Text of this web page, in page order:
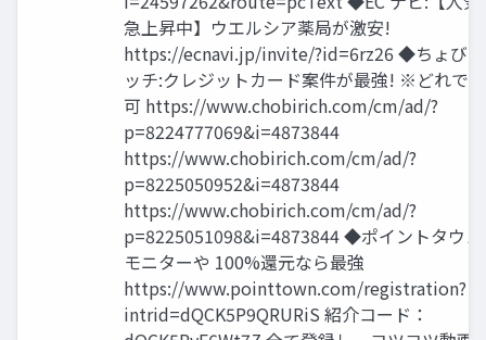
急上昇中】ウエルシア薬局が激安!
https://ecnavi.jp/invite/?id=6rz26 ◆ちょびリ
ッチ:クレジットカード案件が最強! ※どれでも
可 https://www.chobirich.com/cm/ad/?
p=8224777069&i=4873844
https://www.chobirich.com/cm/ad/?
p=8225050952&i=4873844
https://www.chobirich.com/cm/ad/?
p=8225051098&i=4873844 ◆ポイントタウン:
モニターや 100%還元なら最強
https://www.pointtown.com/registration?
intrid=dQCK5P9QRURiS 紹介コード：